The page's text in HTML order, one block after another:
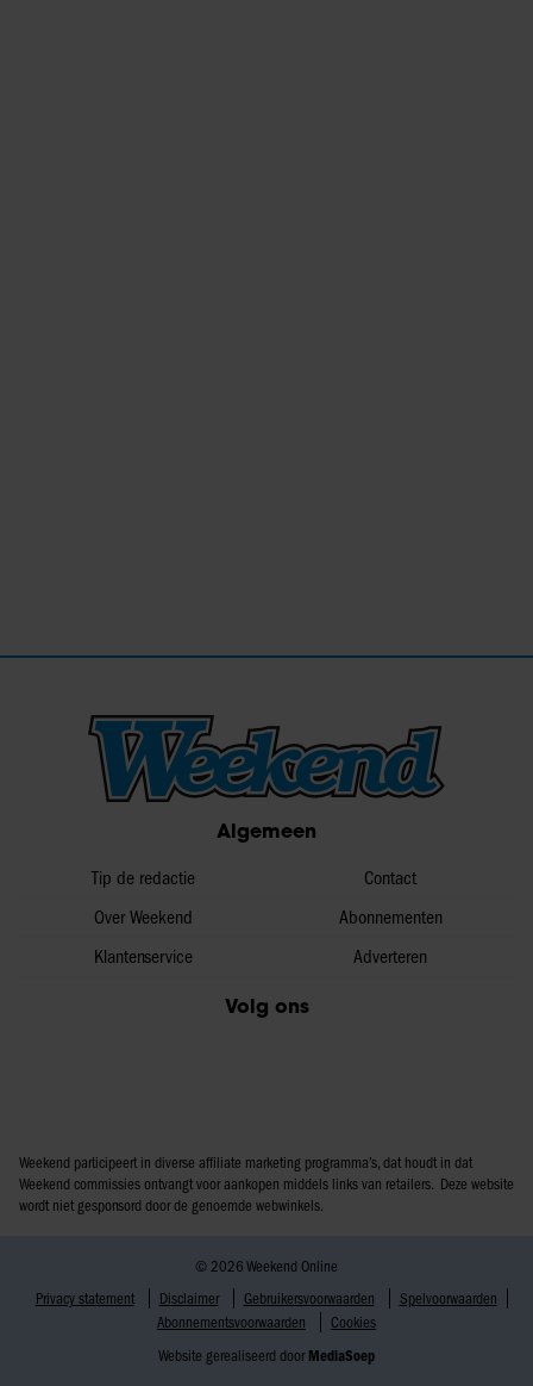
Algemeen
Tip de redactie
Over Weekend
Klantenservice
Contact
Abonnementen
Adverteren
Volg ons
Weekend participeert in diverse affiliate marketing programma’s, dat houdt in dat
Weekend commissies ontvangt voor aankopen middels links van retailers. Deze website
wordt niet gesponsord door de genoemde webwinkels.
© 2026 Weekend Online
Privacy statement
Disclaimer Gebruikersvoorwaarden
Spelvoorwaarden
Abonnementsvoorwaarden
Cookies
Website gerealiseerd door MediaSoep